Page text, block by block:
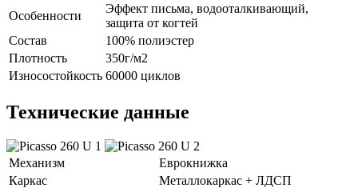
Особенности
Эффект письма, водооталкивающий,
защита от когтей
Состав
100% полиэстер
Плотность
350г/м2
Износостойкость 60000 циклов
Технические данные
Механизм
Еврокнижка
Каркас
Металлокаркас + ЛДСП